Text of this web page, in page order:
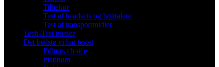
Tilbehør
Test af headsets og højttalere
Test af transportmidler
Tech-Test mener
Det bedste vi har testet
Editors choice
Platinum